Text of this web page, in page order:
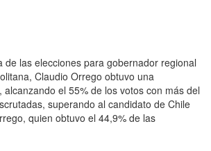
de las elecciones para gobernador regional
Claudio Orrego obtuvo una
el 55% de los votos con más del
superando al candidato de Chile
quien obtuvo el 44,9% de las